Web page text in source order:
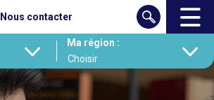
Ma région :
Nous contacter